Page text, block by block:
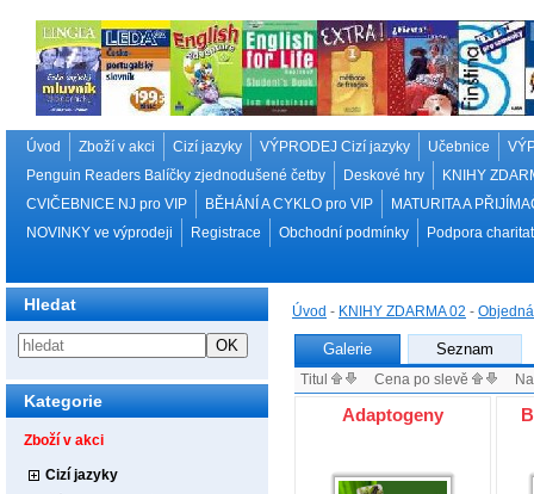
Úvod Zboží v akci Cizí jazyky VÝPRODEJ Cizí jazyky Učebnice
Penguin Readers Balíčky zjednodušené četby
Deskové hry
KNIHY
CVIČEBNICE NJ pro VIP
BĚHÁNÍ A CYKLO pro VIP
MATURITA A
NOVINKY ve výprodeji
Registrace Obchodní podmínky Podpora
Hledat
Kategorie
Zboží v akci
Cizí jazyky
Úvod - KNIHY ZDARMA 02 -
Galerie Seznam
Titul Cena po slevě
Adaptogeny